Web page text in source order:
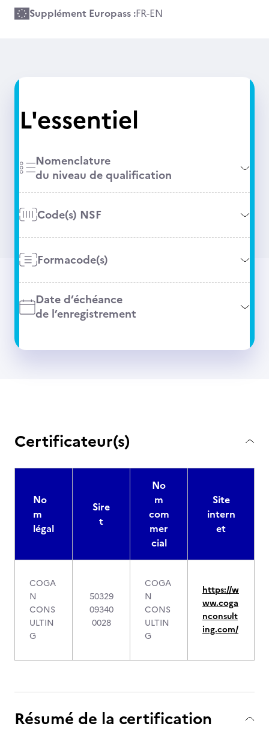
Supplément Europass :FR-EN
L'essentiel
Nomenclature
du niveau de qualification
Code(s) NSF
Formacode(s)
Date d’échéance
de l’enregistrement
Certificateur(s)
No
m
légal
Sire
t
No
m
com
mer
cial
Site
intern
et
COGA
N
CONS
ULTIN
G
50329
09340
0028
COGA
N
CONS
ULTIN
G
https://w
ww.coga
nconsult
ing.com/
Résumé de la certification